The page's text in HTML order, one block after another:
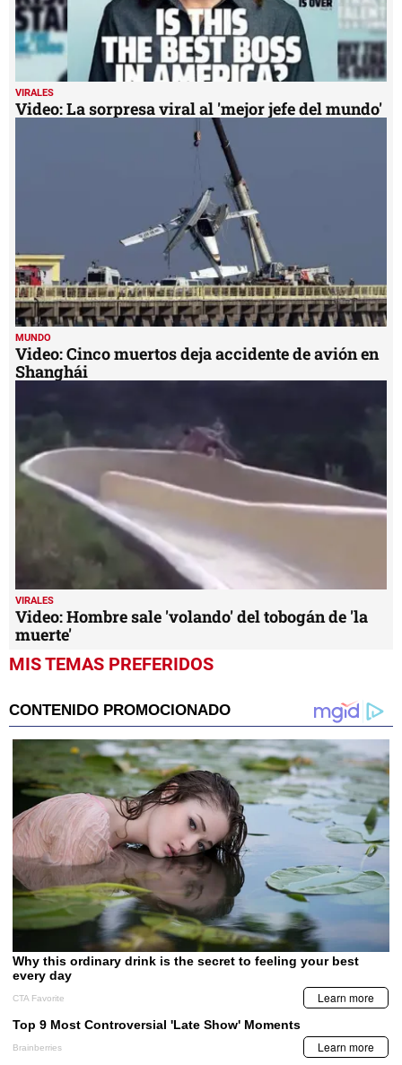
VIRALES
Video: La sorpresa viral al 'mejor jefe del mundo'
MUNDO
Video: Cinco muertos deja accidente de avión en
Shanghái
VIRALES
Video: Hombre sale 'volando' del tobogán de 'la
muerte'
MIS TEMAS PREFERIDOS